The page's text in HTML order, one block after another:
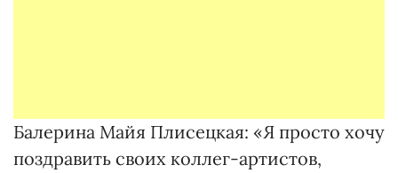
Балерина Майя Плисецкая: «Я просто хочу
поздравить своих коллег-артистов,